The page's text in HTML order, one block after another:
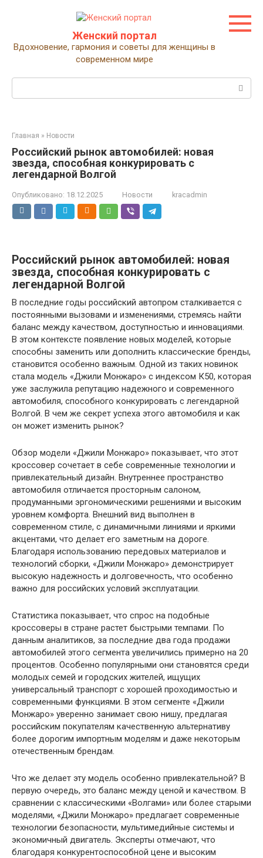
Женский портал
Вдохновение, гармония и советы для женщины в
современном мире
Главная » Новости
Российский рынок автомобилей: новая
звезда, способная конкурировать с
легендарной Волгой
Опубликовано: 18.12.2025 Новости kracadmin
Российский рынок автомобилей: новая
звезда, способная конкурировать с
легендарной Волгой
В последние годы российский автопром сталкивается с
постоянными вызовами и изменениями, стремясь найти
баланс между качеством, доступностью и инновациями.
В этом контексте появление новых моделей, которые
способны заменить или дополнить классические бренды,
становится особенно важным. Одной из таких новинок
стала модель «Джили Монжаро» с индексом К50, которая
уже заслужила репутацию надежного и современного
автомобиля, способного конкурировать с легендарной
Волгой. В чем же секрет успеха этого автомобиля и как
он может изменить рынок?
Обзор модели «Джили Монжаро» показывает, что этот
кроссовер сочетает в себе современные технологии и
привлекательный дизайн. Внутреннее пространство
автомобиля отличается просторным салоном,
продуманными эргономическими решениями и высоким
уровнем комфорта. Внешний вид выполнен в
современном стиле, с динамичными линиями и яркими
акцентами, что делает его заметным на дороге.
Благодаря использованию передовых материалов и
технологий сборки, «Джили Монжаро» демонстрирует
высокую надежность и долговечность, что особенно
важно для российских условий эксплуатации.
Статистика показывает, что спрос на подобные
кроссоверы в стране растет быстрыми темпами. По
данным аналитиков, за последние два года продажи
автомобилей этого сегмента увеличились примерно на 20
процентов. Особенно популярными они становятся среди
молодых семей и городских жителей, ищущих
универсальный транспорт с хорошей проходимостью и
современными функциями. В этом сегменте «Джили
Монжаро» уверенно занимает свою нишу, предлагая
российским покупателям качественную альтернативу
более дорогим импортным моделям и даже некоторым
отечественным брендам.
Что же делает эту модель особенно привлекательной? В
первую очередь, это баланс между ценой и качеством. В
сравнении с классическими «Волгами» или более старыми
моделями, «Джили Монжаро» предлагает современные
технологии безопасности, мультимедийные системы и
экономичный двигатель. Эксперты отмечают, что
благодаря конкурентоспособной цене и высоким